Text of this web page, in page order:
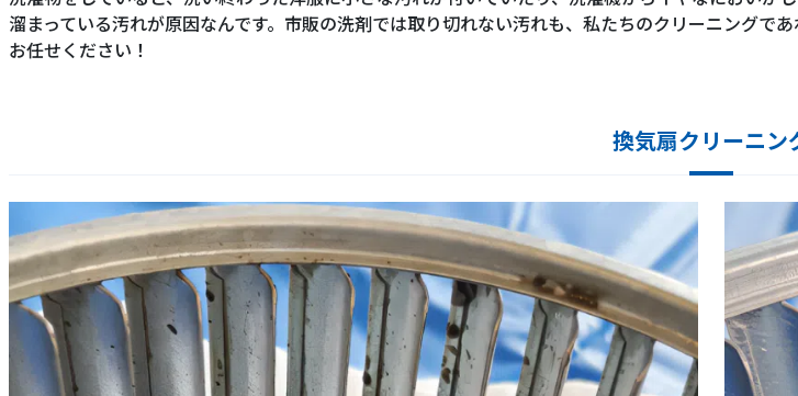
溜まっている汚れが原因なんです。市販の洗剤では取り切れない汚れも、私たちのクリーニング
お任せください！
換気扇クリーニン